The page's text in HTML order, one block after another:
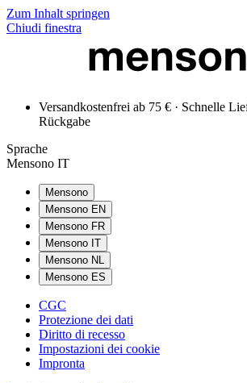
Zum Inhalt springen
Chiudi finestra
Versandkostenfrei ab 75 € · Schnelle
Rückgabe
Sprache
Mensono IT
Mensono
Mensono EN
Mensono FR
Mensono IT
Mensono NL
Mensono ES
CGC
Protezione dei dati
Diritto di recesso
Impostazioni dei cookie
Impronta